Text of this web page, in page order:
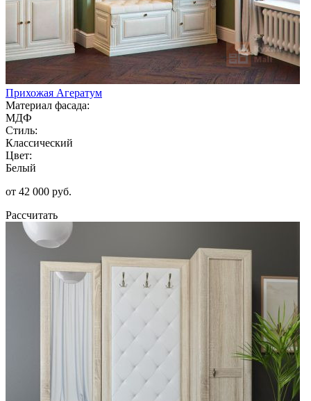
Прихожая Агератум
Материал фасада:
МДФ
Стиль:
Классический
Цвет:
Белый
от 42 000 руб.
Рассчитать